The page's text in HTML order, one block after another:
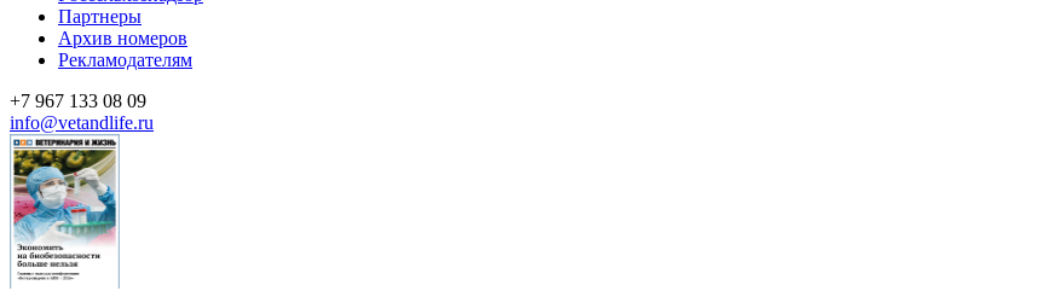
Партнеры
Архив номеров
Рекламодателям
+7 967 133 08 09
info@vetandlife.ru